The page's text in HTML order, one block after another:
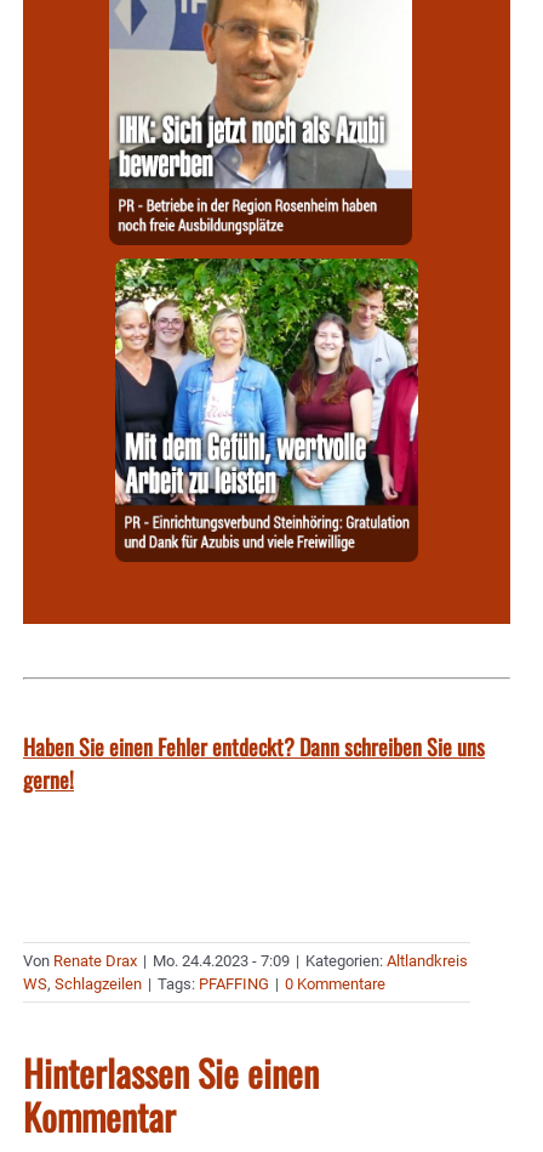
Haben Sie einen Fehler entdeckt? Dann schreiben Sie uns
gerne!
Von Renate Drax | Mo. 24.4.2023 - 7:09 | Kategorien: Altlandkreis
WS, Schlagzeilen | Tags: PFAFFING | 0 Kommentare
Hinterlassen Sie einen
Kommentar